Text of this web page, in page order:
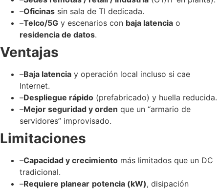
–Oficinas sin sala de TI dedicada.
–Telco/5G y escenarios con baja latencia o
residencia de datos.
Ventajas
–Baja latencia y operación local incluso si cae
Internet.
–Despliegue rápido (prefabricado) y huella reducida.
–Mejor seguridad y orden que un “armario de
servidores” improvisado.
Limitaciones
–Capacidad y crecimiento más limitados que un DC
tradicional.
–Requiere planear potencia (kW), disipación